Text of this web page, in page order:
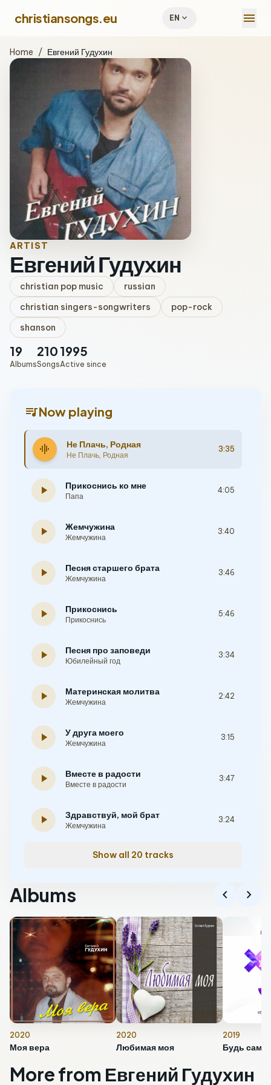
christiansongs.eu EN expand_more menu
Home / Евгений Гудухин
ARTIST
Евгений Гудухин
christian pop music
russian
christian singers-songwriters
pop-rock
shanson
19
Albums
210
Songs
1995
Active since
queue_musicNow playing
graphic_eq Не Плачь, Родная
Не Плачь, Родная
3:35
play_arrow Прикоснись ко мне
Папа
4:05
play_arrow Жемчужина
Жемчужина
3:40
play_arrow Песня старшего брата
Жемчужина
3:46
play_arrow Прикоснись
Прикоснись
5:46
play_arrow Песня про заповеди
Юбилейный год
3:34
play_arrow Материнская молитва
Жемчужина
2:42
play_arrow У друга моего
Жемчужина
3:15
play_arrow Вместе в радости
Вместе в радости
3:47
play_arrow Здравствуй, мой брат
Жемчужина
3:24
Show all 20 tracks
Albums chevron_left chevron_right
2020
Моя вера
2020
Любимая моя
2019
Будь
More from Евгений Гудухин